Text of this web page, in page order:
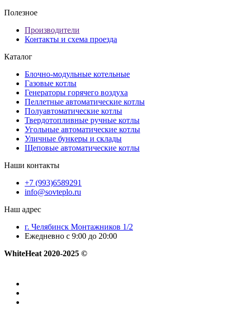
Полезное
Производители
Контакты и схема проезда
Каталог
Блочно-модульные котельные
Газовые котлы
Генераторы горячего воздуха
Пеллетные автоматические котлы
Полуавтоматические котлы
Твердотопливные ручные котлы
Угольные автоматические котлы
Уличные бункеры и склады
Щеповые автоматические котлы
Наши контакты
+7 (993)6589291
info@sovteplo.ru
Наш адрес
г. Челябинск Монтажников 1/2
Ежедневно с 9:00 до 20:00
WhiteHeat 2020-2025 ©